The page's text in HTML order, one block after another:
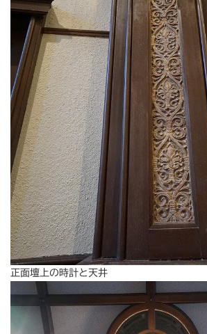
正面壇上の時計と天井